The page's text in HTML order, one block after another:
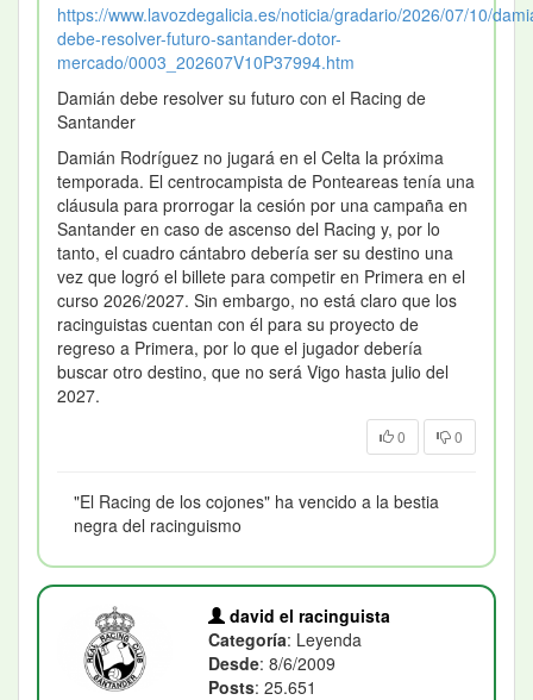
https://www.lavozdegalicia.es/noticia/gradario/2026/07/10/
debe-resolver-futuro-santander-dotor-
mercado/0003_202607V10P37994.htm
Damián debe resolver su futuro con el Racing de
Santander
Damián Rodríguez no jugará en el Celta la próxima
temporada. El centrocampista de Ponteareas tenía una
cláusula para prorrogar la cesión por una campaña en
Santander en caso de ascenso del Racing y, por lo
tanto, el cuadro cántabro debería ser su destino una
vez que logró el billete para competir en Primera en el
curso 2026/2027. Sin embargo, no está claro que los
racinguistas cuentan con él para su proyecto de
regreso a Primera, por lo que el jugador debería
buscar otro destino, que no será Vigo hasta julio del
2027.
0 0
"El Racing de los cojones" ha vencido a la bestia
negra del racinguismo
david el racinguista
Categoría: Leyenda
Desde: 8/6/2009
Posts: 25.651